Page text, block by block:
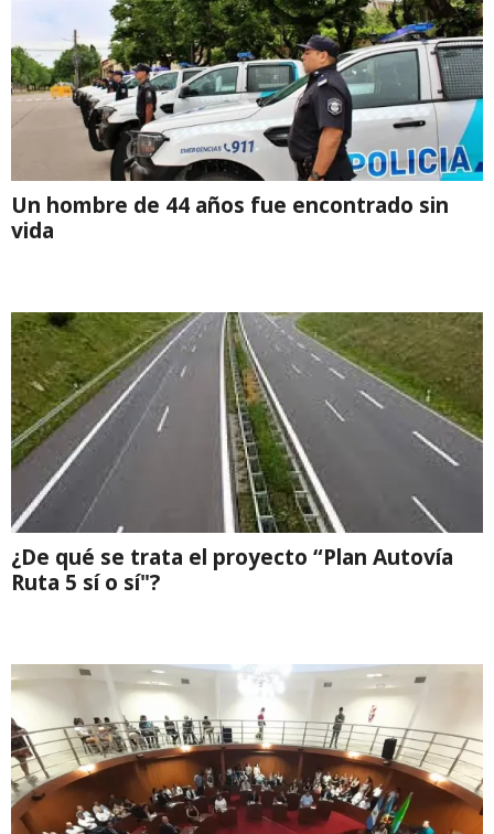
Un hombre de 44 años fue encontrado sin
vida
¿De qué se trata el proyecto “Plan Autovía
Ruta 5 sí o sí"?